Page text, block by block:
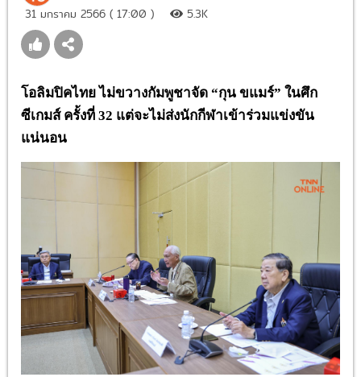
31 มกราคม 2566 ( 17:00 ) 5.3K
โอลิมปิคไทย ไม่ขวางกัมพูชาจัด “กุน ขแมร์” ในศึก
ซีเกมส์ ครั้งที่ 32 แต่จะไม่ส่งนักกีฬาเข้าร่วมแข่งขัน
แน่นอน